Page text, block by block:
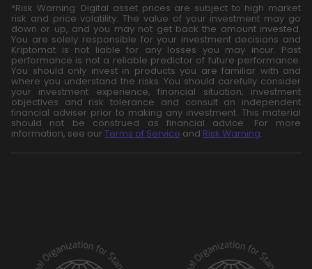
*Risk Warning: Digital asset prices are subject to high market
risk and price volatility. The value of your investment may go
down or up, and you may not get back the amount invested.
You are solely responsible for your investment decisions and
Kriptomat is not liable for any losses you may incur. Past
performance is not a reliable predictor of future performance.
You should only invest in products you are familiar with and
where you understand the risks. You should carefully consider
your investment experience, financial situation, investment
objectives and risk tolerance and consult an independent
financial adviser prior to making any investment. This material
should not be construed as financial advice. For more
information, see our Terms of Service and Risk Warning.